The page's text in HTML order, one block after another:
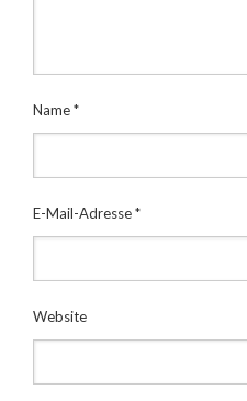
Name*
E-Mail-Adresse*
Website